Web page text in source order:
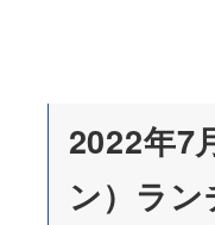
2022年
ン）ラ